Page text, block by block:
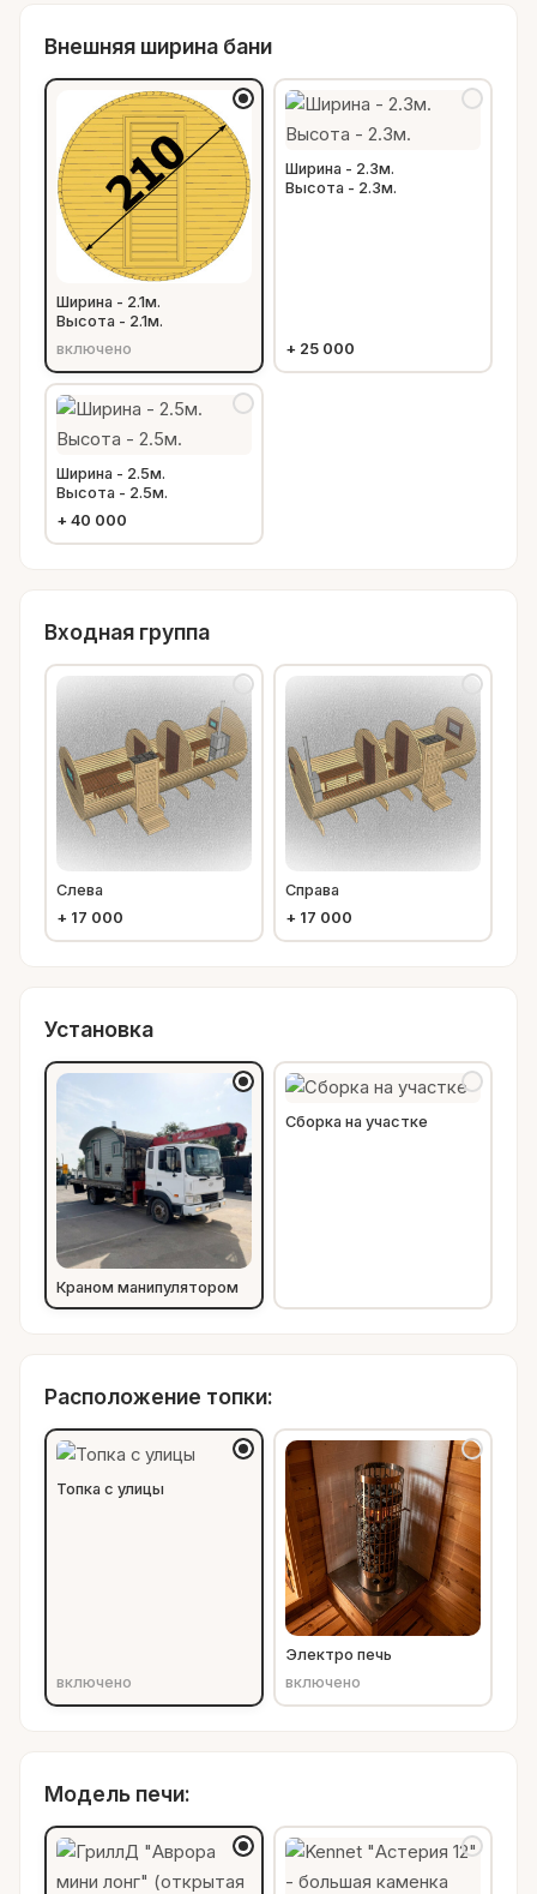
Внешняя ширина бани
Ширина - 2.1м.
Высота - 2.1м.
включено
Ширина - 2.3м.
Высота - 2.3м.
+ 25 000
Ширина - 2.5м.
Высота - 2.5м.
+ 40 000
Входная группа
Слева
+ 17 000
Справа
+ 17 000
Установка
Краном манипулятором
Сборка на участке
Расположение топки:
Топка с улицы
включено
Электро печь
включено
Модель печи: